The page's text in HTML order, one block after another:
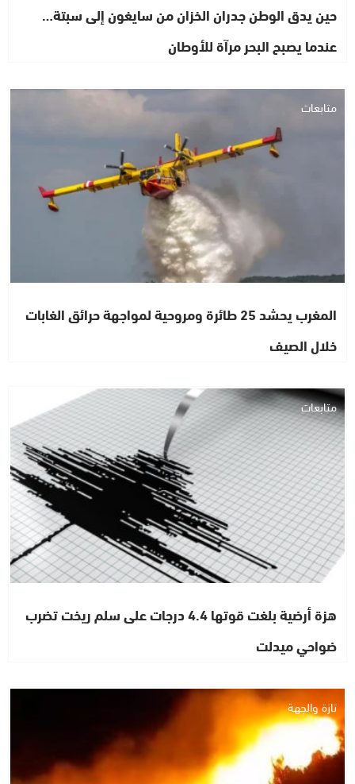
حين يدق الوطن جدران الخزان من سايغون إلى سبتة…
عندما يصبح البحر مرآة للأوطان
متابعات
المغرب يحشد 25 طائرة ومروحية لمواجهة حرائق الغابات
خلال الصيف
متابعات
هزة أرضية بلغت قوتها 4.4 درجات على سلم ريخت تضرب
ضواحي ميدلت
تازة والجهة